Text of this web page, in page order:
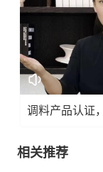
调料产品认证
相关推荐